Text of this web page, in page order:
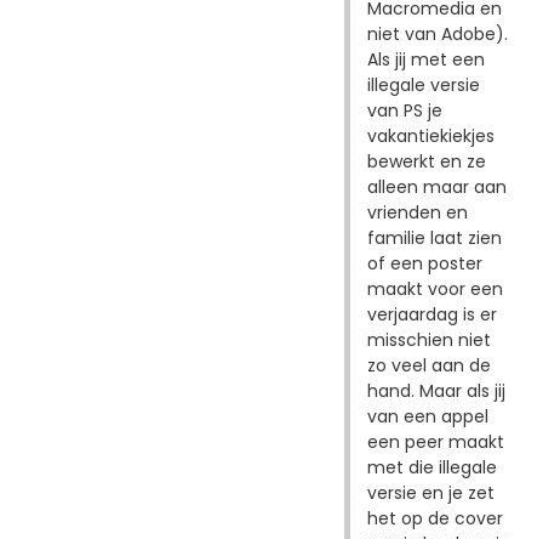
Macromedia en
niet van Adobe).
Als jij met een
illegale versie
van PS je
vakantiekiekjes
bewerkt en ze
alleen maar aan
vrienden en
familie laat zien
of een poster
maakt voor een
verjaardag is er
misschien niet
zo veel aan de
hand. Maar als jij
van een appel
een peer maakt
met die illegale
versie en je zet
het op de cover